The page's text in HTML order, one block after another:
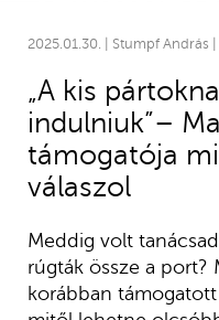
2025.01.30. | Stumpf András |
„A kis
indulniuk”–
támogatója
válaszol
Meddig volt
rúgták össze a port?
korábban